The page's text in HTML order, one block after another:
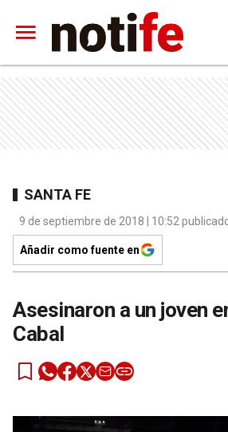
SANTA FE
9 de septiembre de 2018 | 10:52
Añadir como fuente en
Asesinaron a un joven
Cabal